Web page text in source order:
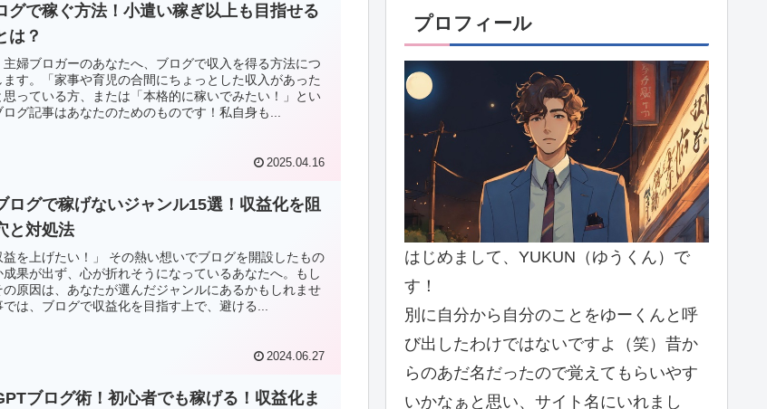
グで稼ぐ方法！小遣い稼ぎ以上も目指せる
は？
主婦ブロガーのあなたへ、ブログで収入を得る方法につ
ます。「家事や育児の合間にちょっとした収入があった
思っている方、または「本格的に稼いでみたい！」とい
グ記事はあなたのためのものです！私自身も...
2025.04.16
ログで稼げないジャンル15選！収益化を阻
と対処法
益を上げたい！」 その熱い想いでブログを開設したもの
果が出ず、心が折れそうになっているあなたへ。もし
の原因は、あなたが選んだジャンルにあるかもしれませ
は、ブログで収益化を目指す上で、避ける...
2024.06.27
ブログ術！初心者でも稼げる！収益化ま
プロフィール
はじめまして、YUKUN（ゆうくん）で
す！
別に自分から自分のことをゆーくんと呼
び出したわけではないですよ（笑）昔か
らのあだ名だったので覚えてもらいやす
いかなぁと思い、サイト名にいれまし